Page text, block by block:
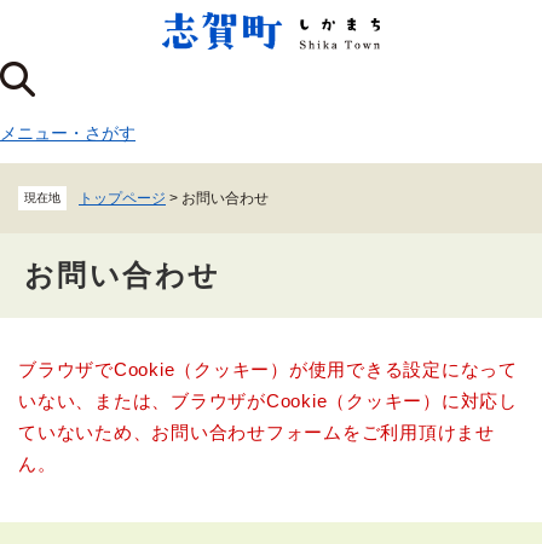
ジ
の
頭
で
メニューを飛ばして本文へ
メニュー ・ さがす
現在地 トップページ > お問い合わせ
お問い合わせ
文
ブラウザでCookie（クッキー）が使用できる設定になって
いない、または、ブラウザがCookie（クッキー）に対応し
ていないため、お問い合わせフォームをご利用頂けませ
ん。